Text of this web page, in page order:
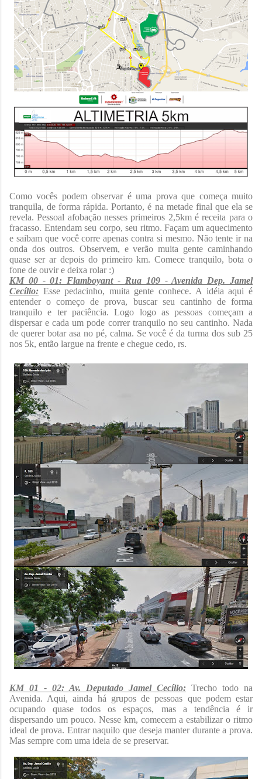
Como vocês podem observar é uma prova que começa muito
tranquila, de forma rápida. Portanto, é na metade final que ela se
revela. Pessoal afobação nesses primeiros 2,5km é receita para o
fracasso. Entendam seu corpo, seu ritmo. Façam um aquecimento
e saibam que você corre apenas contra si mesmo. Não tente ir na
onda dos outros. Observem, e verão muita gente caminhando
quase ser ar depois do primeiro km. Comece tranquilo, bota o
fone de ouvir e deixa rolar :)
KM 00 - 01: Flamboyant - Rua 109 - Avenida Dep. Jamel
Cecílio: Esse pedacinho, muita gente conhece. A idéia aqui é
entender o começo de prova, buscar seu cantinho de forma
tranquilo e ter paciência. Logo logo as pessoas começam a
dispersar e cada um pode correr tranquilo no seu cantinho. Nada
de querer botar asa no pé, calma. Se você é da turma dos sub 25
nos 5k, então largue na frente e chegue cedo, rs.
KM 01 - 02: Av. Deputado Jamel Cecílio: Trecho todo na
Avenida. Aqui, ainda há grupos de pessoas que podem estar
ocupando quase todos os espaços, mas a tendência é ir
dispersando um pouco. Nesse km, comecem a estabilizar o ritmo
ideal de prova. Entrar naquilo que deseja manter durante a prova.
Mas sempre com uma ideia de se preservar.